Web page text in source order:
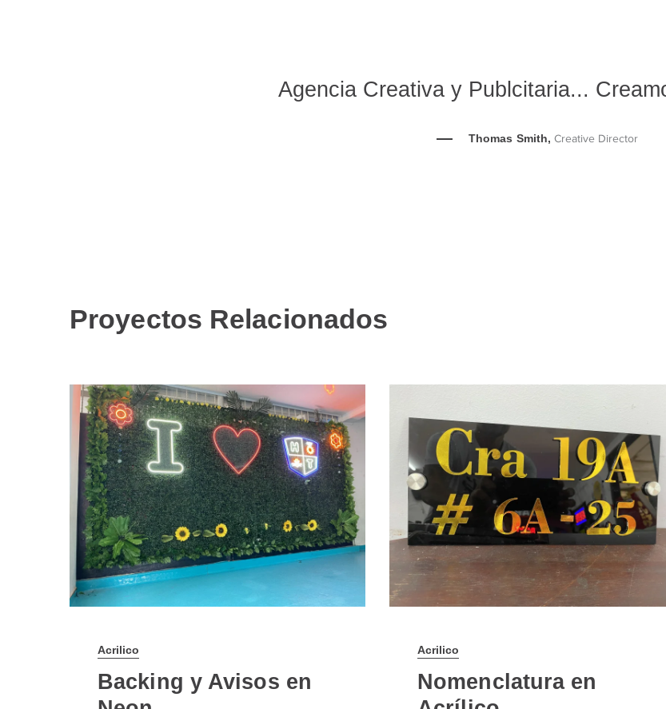
Agencia Creativa y Publcitaria...
Thomas Smith, Creative Director
Proyectos Relacionados
Acrilico
Backing y Avisos en
Acrilico
Nomenclatura en